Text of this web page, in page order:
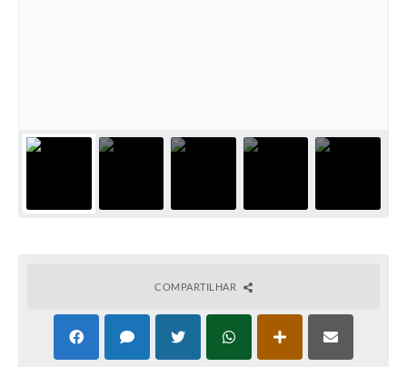
COMPARTILHAR